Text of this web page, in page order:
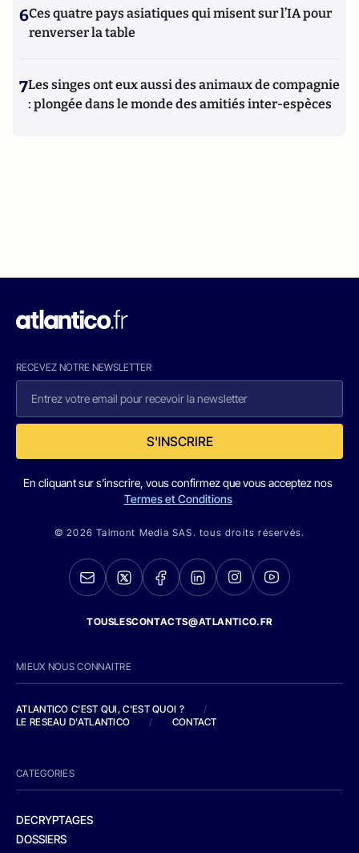
6Ces quatre pays asiatiques qui misent sur l’IA pour
renverser la table
7Les singes ont eux aussi des animaux de compagnie
: plongée dans le monde des amitiés inter-espèces
RECEVEZ NOTRE NEWSLETTER
S'INSCRIRE
En cliquant sur s'inscrire, vous confirmez que vous acceptez nos
Termes et Conditions
© 2026 Talmont Media SAS. tous droits réservés.
TOUSLESCONTACTS@ATLANTICO.FR
MIEUX NOUS CONNAITRE
ATLANTICO C'EST QUI, C'EST QUOI ?
/
LE RESEAU D'ATLANTICO
/ CONTACT
CATEGORIES
DECRYPTAGES
DOSSIERS